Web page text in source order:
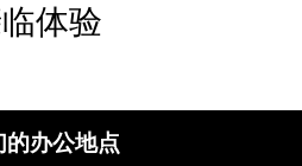
体验
的办公地点